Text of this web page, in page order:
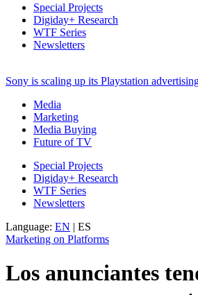
Special Projects
Digiday+ Research
WTF Series
Newsletters
Sony is scaling up its Playstation
Media
Marketing
Media Buying
Future of TV
Special Projects
Digiday+ Research
WTF Series
Newsletters
Language: EN | ES
Marketing on Platforms
Los anunciantes